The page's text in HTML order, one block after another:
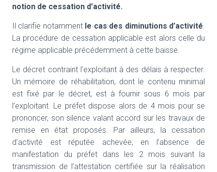
notion de cessation d’activité.
Il clarifie notamment le cas des diminutions d’activité.
La procédure de cessation applicable est alors celle du
régime applicable précédemment à cette baisse.
Le décret contraint l’exploitant à des délais à respecter.
Un mémoire de réhabilitation, dont le contenu minimal
est fixé par le décret, est à fournir sous 6 mois par
l’exploitant. Le préfet dispose alors de 4 mois pour se
prononcer, son silence valant accord sur les travaux de
remise en état proposés. Par ailleurs, la cessation
d’activité est réputée achevée, en l’absence de
manifestation du préfet dans les 2 mois suivant la
transmission de l’attestation certifiée sur la réalisation